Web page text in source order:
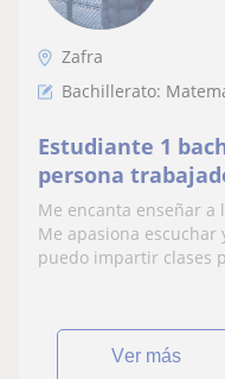
Zafra
Bachillerato:
Estudiante 1
persona
inteligente. Me
menores de 16
Me encanta enseñar a
Me apasiona escuchar
puedo impartir clases
ver más